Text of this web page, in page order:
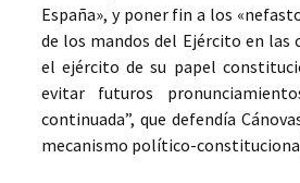
España», y poner fin a los
de los mandos del Ejército en
el ejército de su papel
evitar futuros
continuada”, que defendía
mecanismo político-